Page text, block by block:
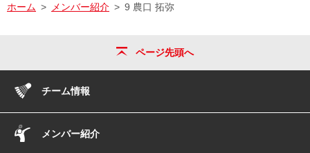
ホーム メンバー紹介 9 農口 拓弥
ページ先頭へ
チーム情報
メンバー紹介